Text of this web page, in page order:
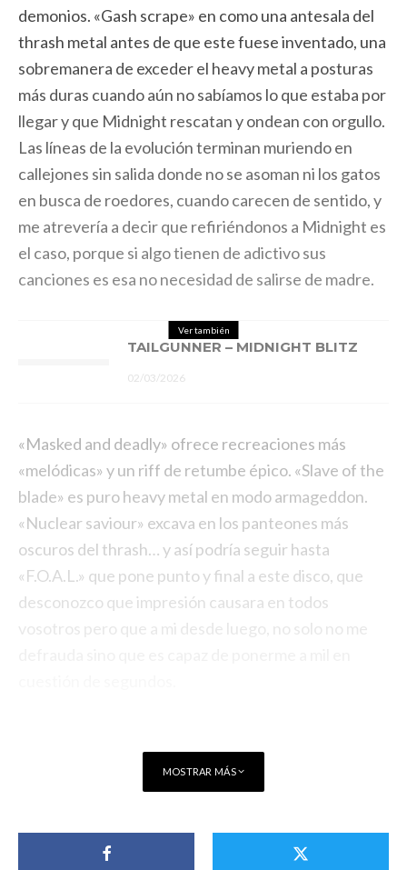
demonios. «Gash scrape» en como una antesala del
thrash metal antes de que este fuese inventado, una
sobremanera de exceder el heavy metal a posturas
más duras cuando aún no sabíamos lo que estaba por
llegar y que Midnight rescatan y ondean con orgullo.
Las líneas de la evolución terminan muriendo en
callejones sin salida donde no se asoman ni los gatos
en busca de roedores, cuando carecen de sentido, y
me atrevería a decir que refiriéndonos a Midnight es
el caso, porque si algo tienen de adictivo sus
canciones es esa no necesidad de salirse de madre.
Ver también
TAILGUNNER – MIDNIGHT BLITZ
02/03/2026
«Masked and deadly» ofrece recreaciones más
«melódicas» y un riff de retumbe épico. «Slave of the
blade» es puro heavy metal en modo armageddon.
«Nuclear saviour» excava en los panteones más
oscuros del thrash… y así podría seguir hasta
«F.O.A.L.» que pone punto y final a este disco, que
desconozco que impresión causara en todos
vosotros pero que a mi desde luego, no solo no me
MOSTRAR MÁS